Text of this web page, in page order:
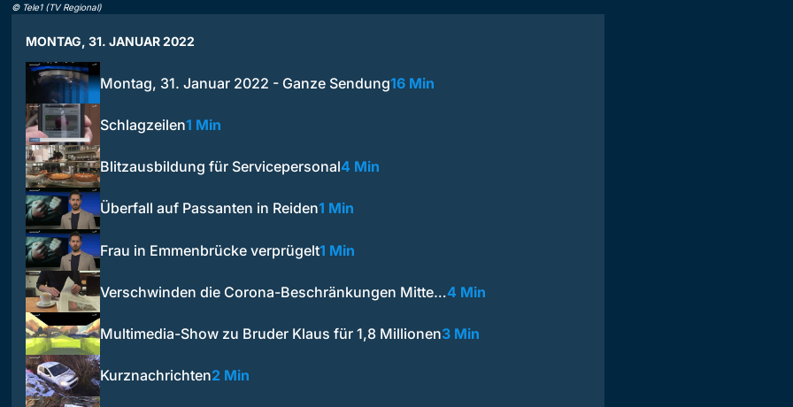
© Tele1 (TV Regional)
MONTAG, 31. JANUAR 2022
Montag, 31. Januar 2022 - Ganze Sendung16 Min
Schlagzeilen1 Min
Blitzausbildung für Servicepersonal4 Min
Überfall auf Passanten in Reiden1 Min
Frau in Emmenbrücke verprügelt1 Min
Verschwinden die Corona-Beschränkungen Mitte…4 Min
Multimedia-Show zu Bruder Klaus für 1,8 Millionen3 Min
Kurznachrichten2 Min